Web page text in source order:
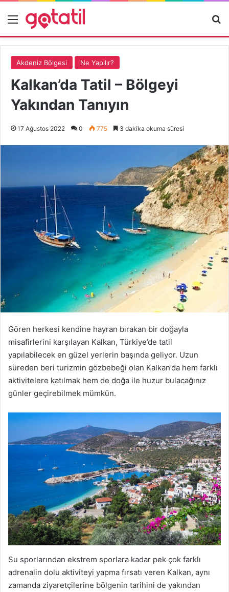
Akdeniz Bölgesi Ne Yapılır?
Kalkan’da Tatil – Bölgeyi
Yakından Tanıyın
17 Ağustos 2022 0 775 3 dakika okuma süresi
Gören herkesi kendine hayran bırakan bir doğayla
misafirlerini karşılayan Kalkan, Türkiye’de tatil
yapılabilecek en güzel yerlerin başında geliyor. Uzun
süreden beri turizmin gözbebeği olan Kalkan’da hem farklı
aktivitelere katılmak hem de doğa ile huzur bulacağınız
günler geçirebilmek mümkün.
Su sporlarından ekstrem sporlara kadar pek çok farklı
adrenalin dolu aktiviteyi yapma fırsatı veren Kalkan, aynı
zamanda ziyaretçilerine bölgenin tarihini de yakından